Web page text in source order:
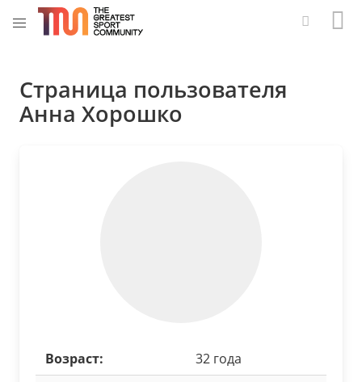
Страница пользователя
Анна Хорошко
Возраст:
32 года